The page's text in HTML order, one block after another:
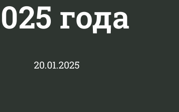
года
20.01.2025